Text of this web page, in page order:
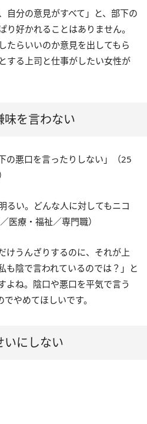
自分の意見がすべて」と、部下の
好かれることはありません。
たらいいのか意見を出してもら
する上司と仕事がしたい女性が
味を言わない
の悪口を言ったりしない」（25
るい。どんな人に対してもニコ
医療・福祉／専門職）
けうんざりするのに、それが上
も陰で言われているのでは？」と
よね。陰口や悪口を平気で言う
やめてほしいです。
いにしない